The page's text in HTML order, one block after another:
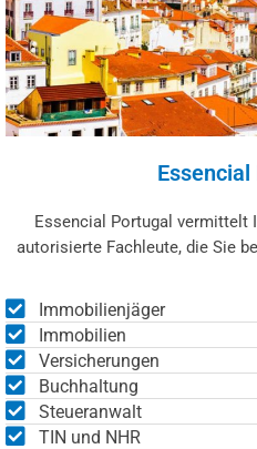
Essencial Portugal vermittelt
autorisierte Fachleute, die Sie
Immobilienjäger
Immobilien
Versicherungen
Buchhaltung
Steueranwalt
TIN und NHR